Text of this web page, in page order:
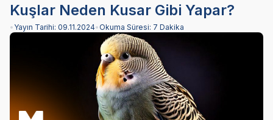
Kuşlar Neden Kusar Gibi Yapar?
• Yayın Tarihi: 09.11.2024•Okuma Süresi: 7 Dakika